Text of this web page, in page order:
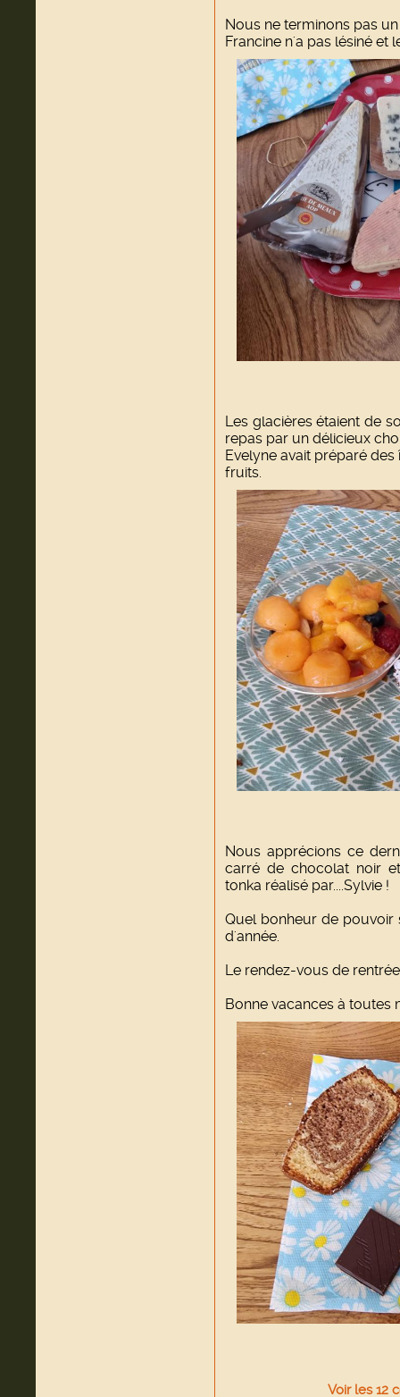
Nous ne terminons pas
Francine n'a pas lésiné et
Les glacières étaient de
repas par un délicieux
Evelyne avait préparé
fruits.
Nous apprécions ce
carré de chocolat noir
tonka réalisé par....Sylvie !
Quel bonheur de pouvoir
d'année.
Le rendez-vous de
Bonne vacances à toutes
Voir les12